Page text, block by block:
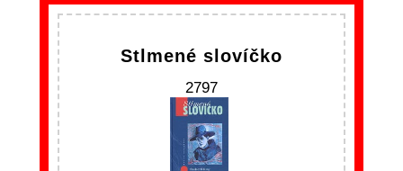
Stlmené slovíčko
2797